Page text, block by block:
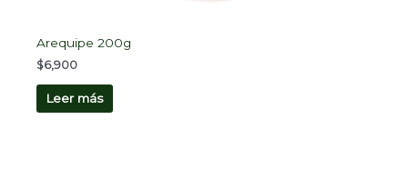
Arequipe 200g
$6,900
Leer más